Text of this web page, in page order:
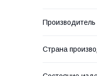
Производитель
Страна